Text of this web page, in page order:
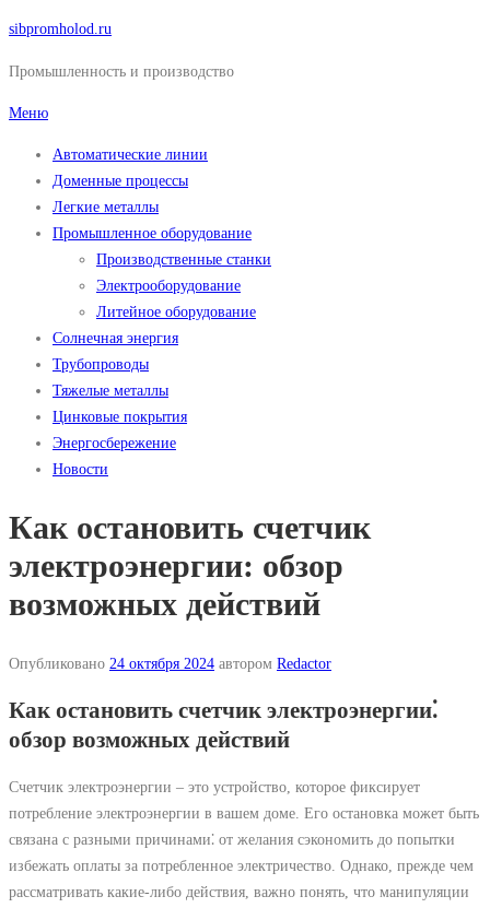
Перейти
содержимому
sibpromholod.ru
Промышленность и производство
Меню
Автоматические линии
Доменные процессы
Легкие металлы
Промышленное оборудование
Производственные станки
Электрооборудование
Литейное оборудование
Солнечная энергия
Трубопроводы
Тяжелые металлы
Цинковые покрытия
Энергосбережение
Новости
Как остановить счетчик
электроэнергии: обзор
возможных действий
Опубликовано 24 октября 2024 автором Redactor
Как остановить счетчик электроэнергии⁚
обзор возможных действий
Счетчик электроэнергии – это устройство, которое фиксирует
потребление электроэнергии в вашем доме. Его остановка может быть
связана с разными причинами⁚ от желания сэкономить до попытки
избежать оплаты за потребленное электричество. Однако, прежде чем
рассматривать какие-либо действия, важно понять, что манипуляции